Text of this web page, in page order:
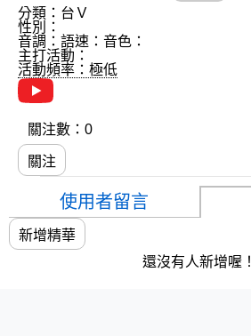
分類：台Ｖ
性別：
音調： 語速： 音色：
主打活動：
活動頻率：極低
關注數：0
關注
使用者留言
新增精華
還沒有人新增喔！